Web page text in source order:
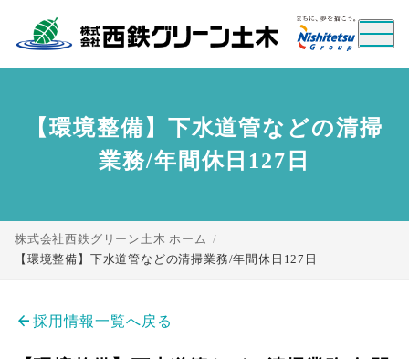
【環境整備】下水道管などの清掃
業務/年間休日127日
株式会社西鉄グリーン土木 ホーム
【環境整備】下水道管などの清掃業務/年間休日127日
arrow_back 採用情報一覧へ戻る
hogehoge モーダルのタイ
mogemoge モーダルのタイ
モーダルのセクション説明